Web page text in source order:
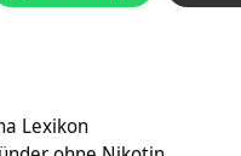
Lexikon